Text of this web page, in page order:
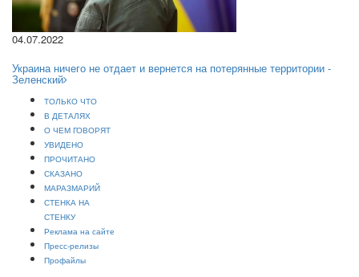
04.07.2022
Украина ничего не отдает и вернется на потерянные территории -
Зеленский
ТОЛЬКО ЧТО
В ДЕТАЛЯХ
О ЧЕМ ГОВОРЯТ
УВИДЕНО
ПРОЧИТАНО
СКАЗАНО
МАРАЗМАРИЙ
СТЕНКА НА
СТЕНКУ
Реклама на сайте
Пресс-релизы
Профайлы